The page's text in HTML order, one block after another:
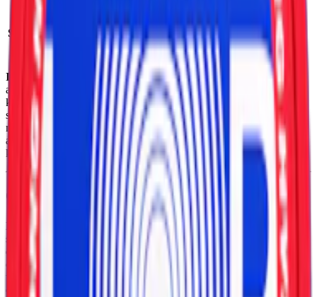
Snustyp:
Nettovikt per dosa:
12,5 g
Ingredienser:
fiber, vatten, förtjockningsmedel (E968, erytritol),
aromer, nikotin, surhetsreglerare (E500, natriumkarbonater; E516,
kalciumsulfat), klumpförebyggare (E551, kiseldioxid), salt,
stabiliseringsmedel (E450, difosfater), stabiliseringsmedel (E401,
natriumalginat; E339, natriumfosfater), sötningsmedel (E950,
acesulfam k; E955, sukralos) samt konserveringsmedel (E202,
kaliumsorbat).
Om Loop Strawberry Ice Strong
Loop Strawberry Ice tillverkas av Another Snus Factory, som sedan
september 2025 är en del av Altria och Korean Tobacco. Loop har
etablerat sig som en aktör som ofta presenterar nya unika smaker
och smakkombinationer. Strawberry Ice är ett av de senaste
tillskotten. Loop Strawberry Ice Strong lanserades i Sverige under
den sista veckan i september 2025.